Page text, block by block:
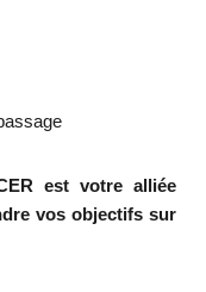
est votre alliée
vos objectifs sur